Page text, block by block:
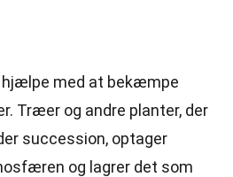
hjælpe med at bekæmpe
Træer og andre planter, der
succession, optager
og lagrer det som